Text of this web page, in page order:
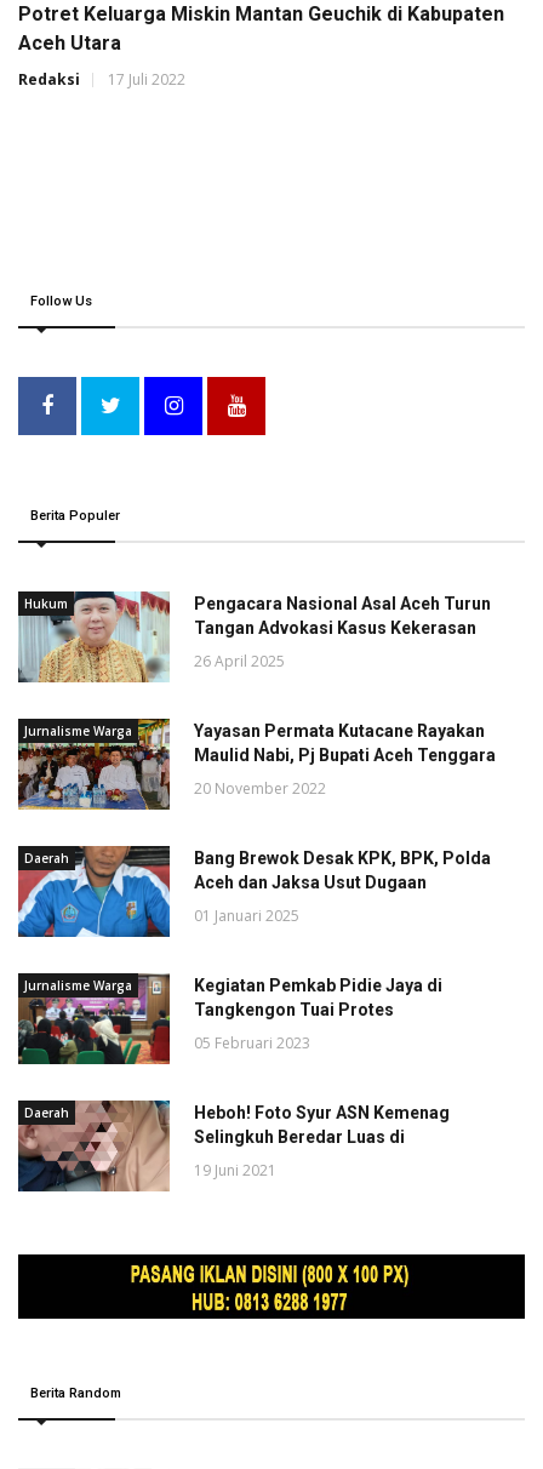
Potret Keluarga Miskin Mantan Geuchik di Kabupaten
Aceh Utara
Redaksi 17 Juli 2022
Follow Us
Berita Populer
Hukum
Pengacara Nasional Asal Aceh Turun
Tangan Advokasi Kasus Kekerasan
26 April 2025
Jurnalisme Warga
Yayasan Permata Kutacane Rayakan
Maulid Nabi, Pj Bupati Aceh Tenggara
20 November 2022
Daerah
Bang Brewok Desak KPK, BPK, Polda
Aceh dan Jaksa Usut Dugaan
01 Januari 2025
Jurnalisme Warga
Kegiatan Pemkab Pidie Jaya di
Tangkengon Tuai Protes
05 Februari 2023
Daerah
Heboh! Foto Syur ASN Kemenag
Selingkuh Beredar Luas di
19 Juni 2021
Berita Random